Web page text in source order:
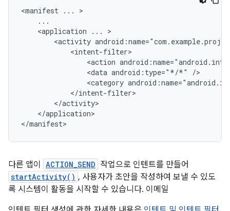
<manifest ...
<application
...
<activity
<action
<data android:type="*/*"
<category
</application>
</manifest>
다른 앱이 ACTION_SEND 작업으로 인텐트를 만들어
startActivity() , 사용자가 초안을 작성하여 보낼 수 있도
록 시스템이 활동을 시작할 수 있습니다. 이메일